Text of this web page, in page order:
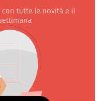
con tutte le novità e il